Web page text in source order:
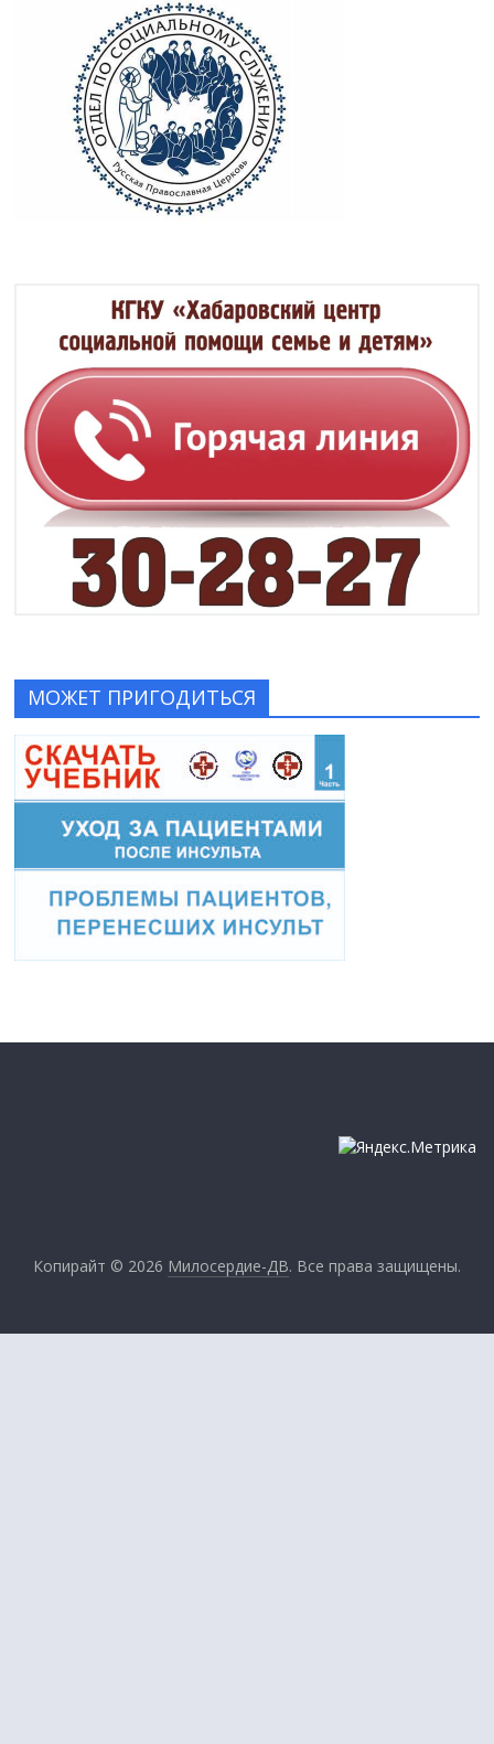
МОЖЕТ ПРИГОДИТЬСЯ
Копирайт © 2026 Милосердие-ДВ. Все права защищены.